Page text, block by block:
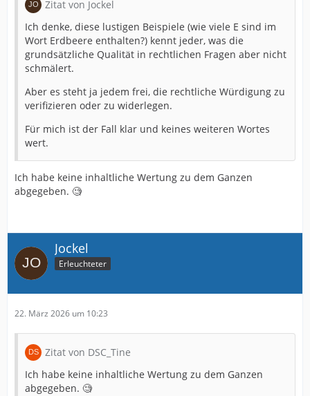
Zitat von Jockel
Ich denke, diese lustigen Beispiele (wie viele E sind im
Wort Erdbeere enthalten?) kennt jeder, was die
grundsätzliche Qualität in rechtlichen Fragen aber nicht
schmälert.
Aber es steht ja jedem frei, die rechtliche Würdigung zu
verifizieren oder zu widerlegen.
Für mich ist der Fall klar und keines weiteren Wortes
wert.
Ich habe keine inhaltliche Wertung zu dem Ganzen
abgegeben. 🧐
Jockel
Erleuchteter
22. März 2026 um 10:23
Zitat von DSC_Tine
Ich habe keine inhaltliche Wertung zu dem Ganzen
abgegeben. 🧐